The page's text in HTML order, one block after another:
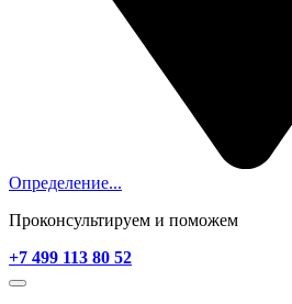
Определение...
Проконсультируем и поможем
+7 499 113 80 52